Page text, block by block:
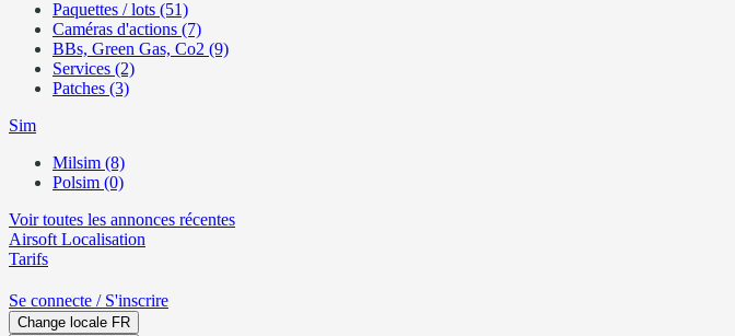
Paquettes / lots (51)
Caméras d'actions (7)
BBs, Green Gas, Co2 (9)
Services (2)
Patches (3)
Sim
Milsim (8)
Polsim (0)
Voir toutes les annonces récentes
Airsoft Localisation
Tarifs
Se connecte / S'inscrire
Change locale FR